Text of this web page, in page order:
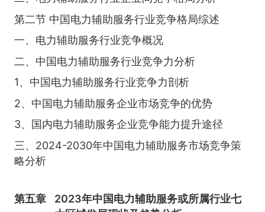
第二节 中国电力辅助服务行业竞争格局综述
一、电力辅助服务行业竞争概况
二、中国电力辅助服务行业竞争力分析
1、中国电力辅助服务行业竞争力剖析
2、中国电力辅助服务企业市场竞争的优势
3、国内电力辅助服务企业竞争能力提升途径
三、2024-2030年中国电力辅助服务市场竞争策
略分析
第五章
2023年中国电力辅助服务或所属行业七